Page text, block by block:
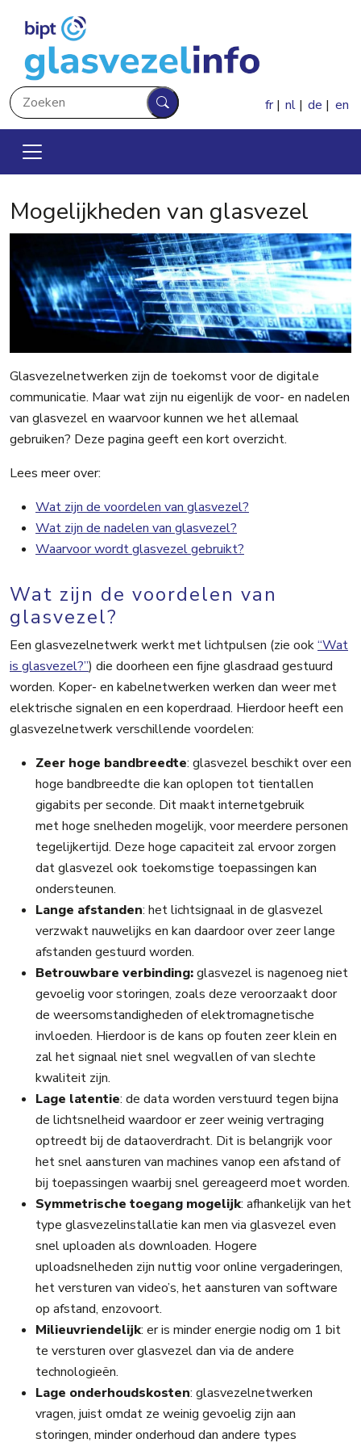
Zoeken
Zoeken
fr nl de en
Mogelijkheden van glasvezel
Glasvezelnetwerken zijn de toekomst voor de digitale
communicatie. Maar wat zijn nu eigenlijk de voor- en nadelen
van glasvezel en waarvoor kunnen we het allemaal
gebruiken? Deze pagina geeft een kort overzicht.
Lees meer over:
Wat zijn de voordelen van glasvezel?
Wat zijn de nadelen van glasvezel?
Waarvoor wordt glasvezel gebruikt?
Wat zijn de voordelen van
glasvezel?
Een glasvezelnetwerk werkt met lichtpulsen (zie ook“Wat
is glasvezel?”) die doorheen een fijne glasdraad gestuurd
worden. Koper- en kabelnetwerken werken dan weer met
elektrische signalen en een koperdraad. Hierdoor heeft een
glasvezelnetwerk verschillende voordelen:
Zeer hoge bandbreedte: glasvezel beschikt over een
hoge bandbreedte die kan oplopen tot tientallen
gigabits per seconde. Dit maakt internetgebruik
met hoge snelheden mogelijk, voor meerdere personen
tegelijkertijd. Deze hoge capaciteit zal ervoor zorgen
dat glasvezel ook toekomstige toepassingen kan
ondersteunen.
Lange afstanden: het lichtsignaal in de glasvezel
verzwakt nauwelijks en kan daardoor over zeer lange
afstanden gestuurd worden.
Betrouwbare verbinding:glasvezel is nagenoeg niet
gevoelig voor storingen, zoals deze veroorzaakt door
de weersomstandigheden of elektromagnetische
invloeden. Hierdoor is de kans op fouten zeer klein en
zal het signaal niet snel wegvallen of van slechte
kwaliteit zijn.
Lage latentie: de data worden verstuurd tegen bijna
de lichtsnelheid waardoor er zeer weinig vertraging
optreedt bij de dataoverdracht. Dit is belangrijk voor
het snel aansturen van machines vanop een afstand of
bij toepassingen waarbij snel gereageerd moet worden.
Symmetrische toegang mogelijk: afhankelijk van het
type glasvezelinstallatie kan men via glasvezel even
snel uploaden als downloaden. Hogere
uploadsnelheden zijn nuttig voor online vergaderingen,
het versturen van video’s, het aansturen van software
op afstand, enzovoort.
Milieuvriendelijk: er is minder energie nodig om 1 bit
te versturen over glasvezel dan via de andere
technologieën.
Lage onderhoudskosten: glasvezelnetwerken
vragen, juist omdat ze weinig gevoelig zijn aan
storingen, minder onderhoud dan andere types